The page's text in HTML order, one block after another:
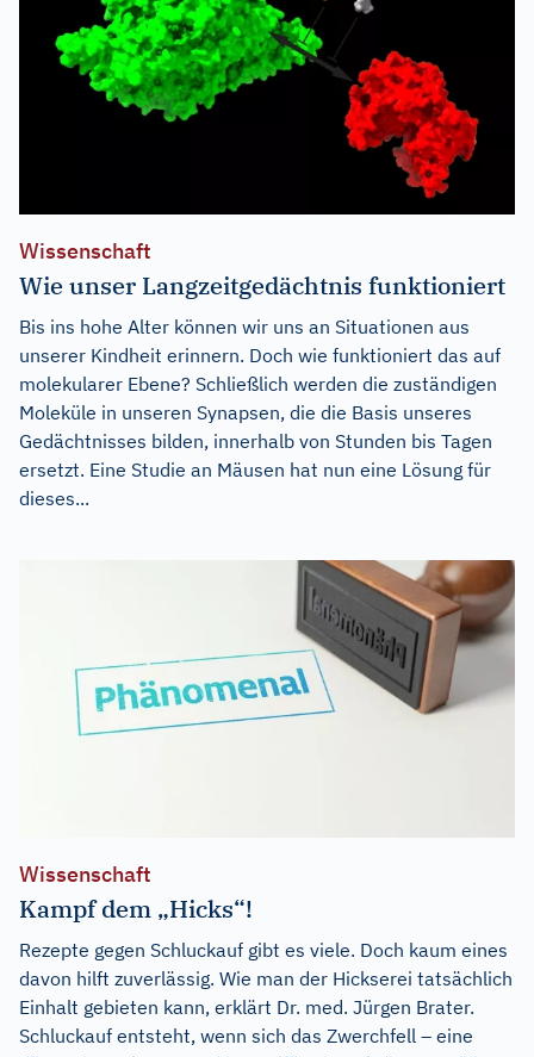
Wissenschaft
Wie unser Langzeitgedächtnis funktioniert
Bis ins hohe Alter können wir uns an Situationen aus
unserer Kindheit erinnern. Doch wie funktioniert das auf
molekularer Ebene? Schließlich werden die zuständigen
Moleküle in unseren Synapsen, die die Basis unseres
Gedächtnisses bilden, innerhalb von Stunden bis Tagen
ersetzt. Eine Studie an Mäusen hat nun eine Lösung für
dieses...
Wissenschaft
Kampf dem „Hicks“!
Rezepte gegen Schluckauf gibt es viele. Doch kaum eines
davon hilft zuverlässig. Wie man der Hickserei tatsächlich
Einhalt gebieten kann, erklärt Dr. med. Jürgen Brater.
Schluckauf entsteht, wenn sich das Zwerchfell – eine